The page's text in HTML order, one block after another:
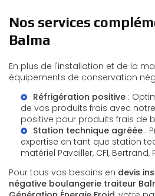
Nos services
Balma
En plus de l'installation et de la
équipements de conservation
Réfrigération positive :
de vos produits frais avec
positive pour produits frais de
Station technique agréée :
expertise en tant que station
matériel Pavailler, CFI,
Pour tous vos besoins en devis
négative boulangerie traiteur